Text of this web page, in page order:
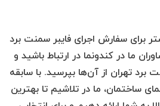
برای سفارش اجرای فایبر سمنت برد
ما در کندونما در ارتباط باشید و
برد تهران از آن‌ها بپرسید. با سابقه
ساختمان، ما در تلاشیم تا بهترین